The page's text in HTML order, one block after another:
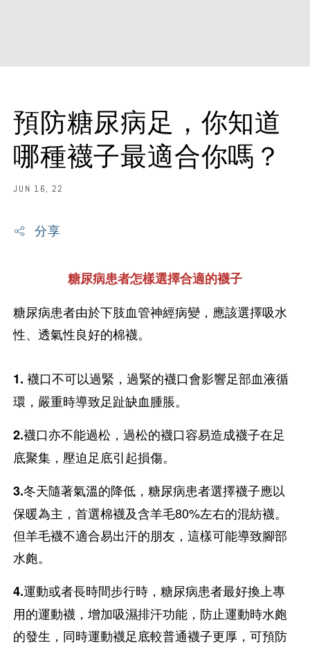
預防糖尿病足，你知道
哪種襪子最適合你嗎？
JUN 16, 22
分享
糖尿病患者怎樣選擇合適的襪子
糖尿病患者由於下肢血管神經病變，應該選擇吸水
性、透氣性良好的棉襪。
1. 襪口不可以過緊，過緊的襪口會影響足部血液循
環，嚴重時導致足趾缺血腫脹。
2.襪口亦不能過松，過松的襪口容易造成襪子在足
底聚集，壓迫足底引起損傷。
3.冬天隨著氣溫的降低，糖尿病患者選擇襪子應以
保暖為主，首選棉襪及含羊毛80%左右的混紡襪。
但羊毛襪不適合易出汗的朋友，這樣可能導致腳部
水皰。
4.運動或者長時間步行時，糖尿病患者最好換上專
用的運動襪，增加吸濕排汗功能，防止運動時水皰
的發生，同時運動襪足底較普通襪子更厚，可預防